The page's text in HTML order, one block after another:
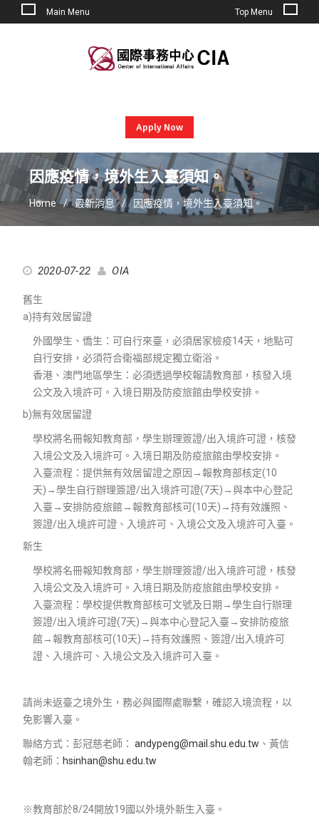
Main Menu Top Menu
Apply Now
因應疫情，境外生入臺須知。
Home 最新消息 因應疫情，境外生入臺須知。
2020-07-22 OIA
舊生
a)持有效居留證
外國學生、僑生：可自行來臺，必須居家檢疫14天，地點可
自行安排，必須符合衛福部規定獨立衛浴。
香港、澳門地區學生：必須透過學校報請教育部，核發入境
公文及入境許可。入境日期及防疫旅館由學校安排。
b)無有效居留證
學校將名冊報知教育部，學生辦理簽證/出入境許可證，核發
入境公文及入境許可。入境日期及防疫旅館由學校安排。
入臺流程：提供無有效居留證之原因→報教育部核定(10
天)→學生自行辦理簽證/出入境許可證(7天)→與本中心登記
入臺→安排防疫旅館→報教育部核可(10天)→持有效護照、
簽證/出入境許可證、入境許可、入境公文及入境許可入臺。
新生
學校將名冊報知教育部，學生辦理簽證/出入境許可證，核發
入境公文及入境許可。入境日期及防疫旅館由學校安排。
入臺流程：學校提供教育部核可文號及日期→學生自行辦理
簽證/出入境許可證(7天)→與本中心登記入臺→安排防疫旅
館→報教育部核可(10天)→持有效護照、簽證/出入境許可
證、入境許可、入境公文及入境許可入臺。
請尚未返臺之境外生，務必與國際處聯繫，確認入境流程，以
免影響入臺。
聯絡方式：彭冠慈老師： andypeng@mail.shu.edu.tw 、黃信
翰老師： hsinhan@shu.edu.tw
※教育部於8/24開放19國以外境外新生入臺。